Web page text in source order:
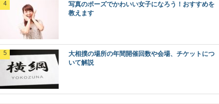
写真のポーズでかわいい女子になろう！おすすめを
教えます
大相撲の場所の年間開催回数や会場、チケットにつ
いて解説